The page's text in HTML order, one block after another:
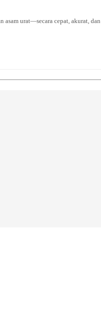
urat—secara cepat, akurat,